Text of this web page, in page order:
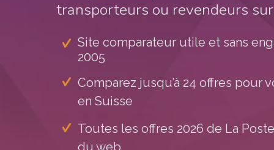
transporteurs ou revendeurs
Site comparateur utile et sans
2005
Comparez jusqu’à 24 offres pour
en Suisse
Toutes les offres 2026 de La
du web